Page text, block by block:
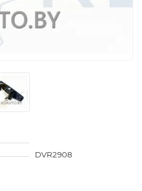
DVR2908